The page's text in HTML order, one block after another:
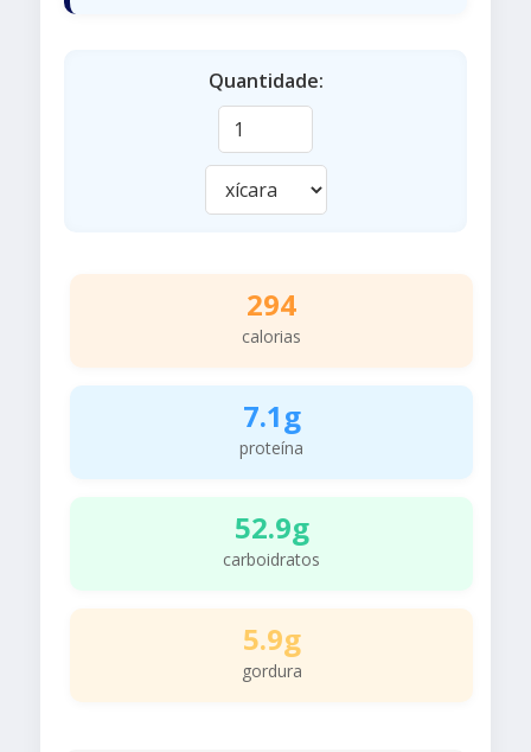
Quantidade:
294
calorias
7.1g
proteína
52.9g
carboidratos
5.9g
gordura